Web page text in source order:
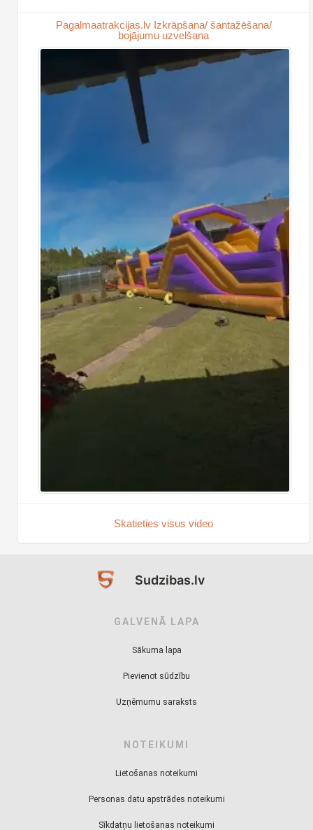
Pagalmaatrakcijas.lv Izkrāpšana/ šantažēšana/
bojājumu uzvelšana
Skatieties visus video
Sudzibas.lv
GALVENĀ LAPA
Sākuma lapa
Pievienot sūdzību
Uzņēmumu saraksts
NOTEIKUMI
Lietošanas noteikumi
Personas datu apstrādes noteikumi
Sīkdatņu lietošanas noteikumi